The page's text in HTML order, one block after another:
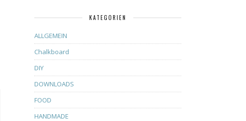
KATEGORIEN
ALLGEMEIN
Chalkboard
DIY
DOWNLOADS
FOOD
HANDMADE